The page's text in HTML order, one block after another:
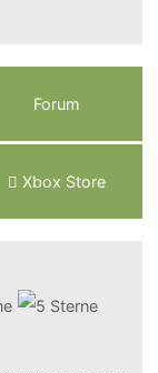
Forum
Xbox Store